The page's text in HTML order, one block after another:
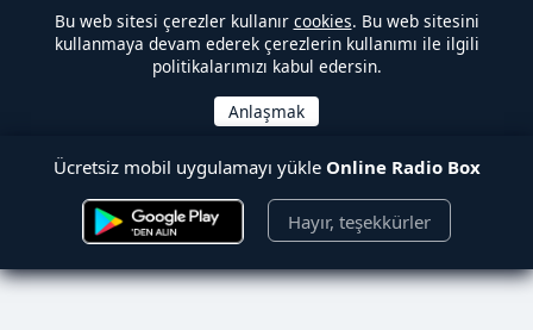
Bu web sitesi çerezler kullanır cookies. Bu web sitesini
kullanmaya devam ederek çerezlerin kullanımı ile ilgili
politikalarımızı kabul edersin.
Ücretsiz mobil uygulamayı yükle Online Radio Box
Hayır, teşekkürler